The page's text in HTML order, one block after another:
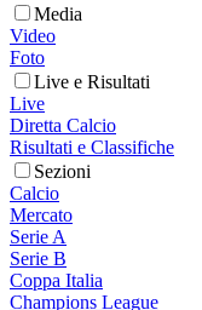
Media
Video
Foto
Live e Risultati
Live
Diretta Calcio
Risultati e Classifiche
Sezioni
Calcio
Mercato
Serie A
Serie B
Coppa Italia
Champions League